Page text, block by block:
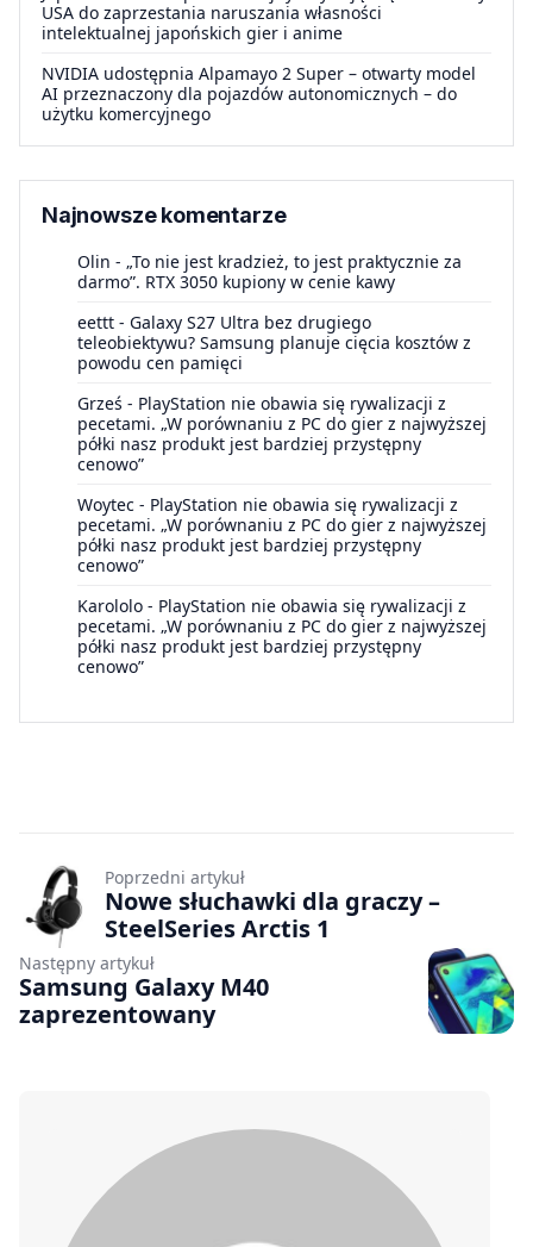
USA do zaprzestania naruszania własności
intelektualnej japońskich gier i anime
NVIDIA udostępnia Alpamayo 2 Super – otwarty model
AI przeznaczony dla pojazdów autonomicznych – do
użytku komercyjnego
Najnowsze komentarze
Olin - „To nie jest kradzież, to jest praktycznie za
darmo”. RTX 3050 kupiony w cenie kawy
eettt - Galaxy S27 Ultra bez drugiego
teleobiektywu? Samsung planuje cięcia kosztów z
powodu cen pamięci
Grześ - PlayStation nie obawia się rywalizacji z
pecetami. „W porównaniu z PC do gier z najwyższej
półki nasz produkt jest bardziej przystępny
cenowo”
Woytec - PlayStation nie obawia się rywalizacji z
pecetami. „W porównaniu z PC do gier z najwyższej
półki nasz produkt jest bardziej przystępny
cenowo”
Karololo - PlayStation nie obawia się rywalizacji z
pecetami. „W porównaniu z PC do gier z najwyższej
półki nasz produkt jest bardziej przystępny
cenowo”
Poprzedni artykuł
Nowe słuchawki dla graczy –
SteelSeries Arctis 1
Następny artykuł
Samsung Galaxy M40
zaprezentowany